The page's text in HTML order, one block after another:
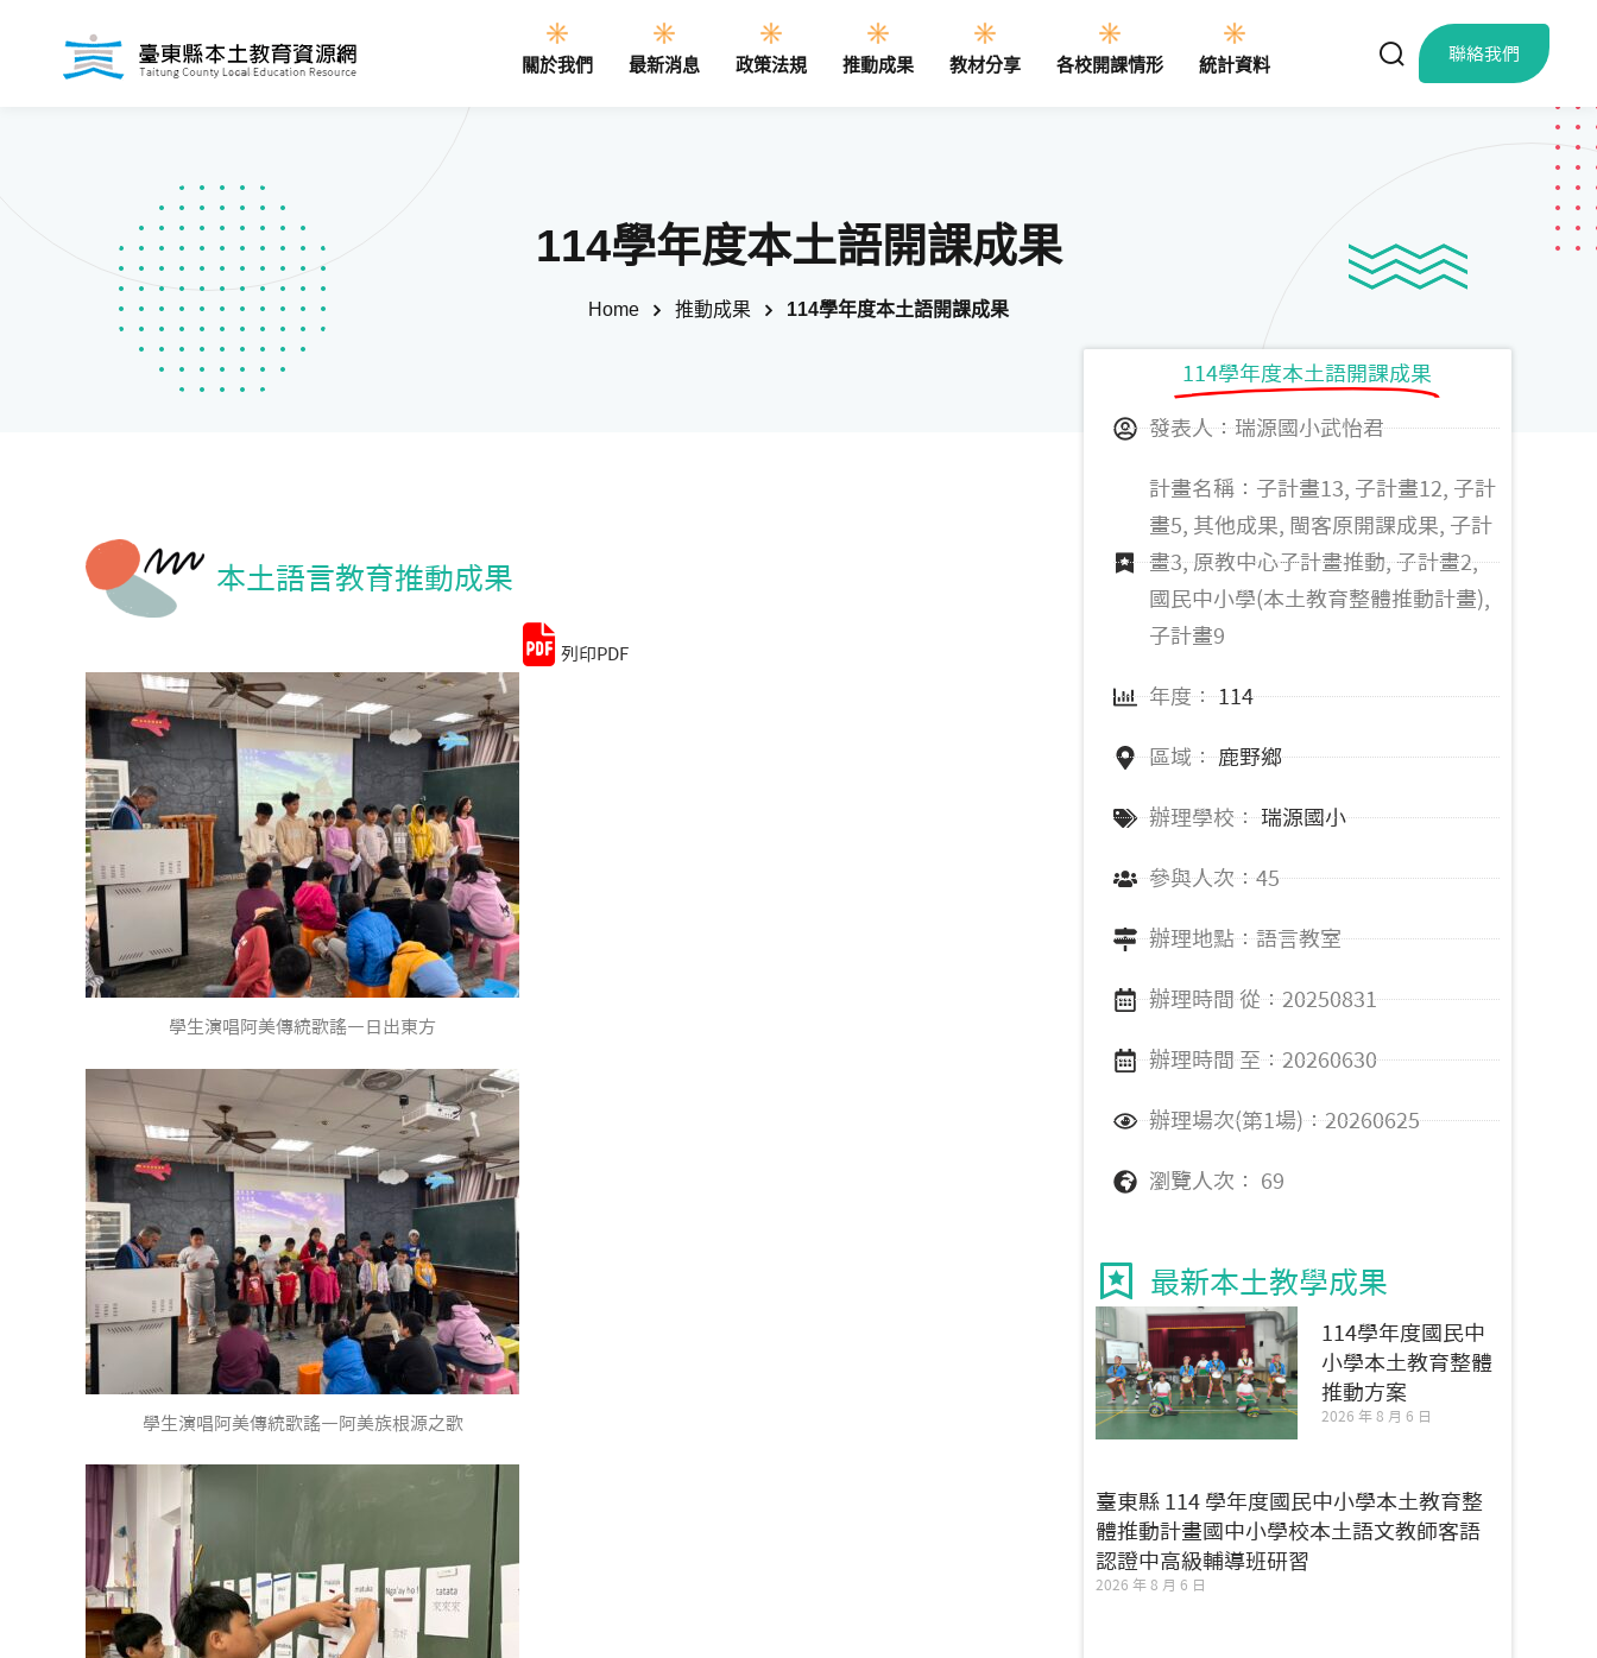
關於我們 最新消息 政策法規 推動成果 教材分享 各校開課情形 統計資料 聯絡我們
114學年度本土語開課成果
Home 推動成果 114學年度本土語開課成果
本土語言教育推動成果
列印PDF
學生演唱阿美傳統歌謠—日出東方
學生演唱阿美傳統歌謠—阿美族根源之歌
114學年度本土語開課成果
發表人：瑞源國小武怡君
計畫名稱：子計畫13, 子計畫12, 子計
畫5, 其他成果, 閩客原開課成果, 子計
畫3, 原教中心子計畫推動, 子計畫2,
國民中小學(本土教育整體推動計畫),
子計畫9
年度： 114
區域： 鹿野鄉
辦理學校： 瑞源國小
參與人次：45
辦理地點：語言教室
辦理時間 從：20250831
辦理時間 至：20260630
辦理場次(第1場)：20260625
瀏覽人次： 69
最新本土教學成果
114學年度國民中
小學本土教育整體
推動方案
2026 年 8 月 6 日
臺東縣 114 學年度國民中小學本土教育整
體推動計畫國中小學校本土語文教師客語
認證中高級輔導班研習
2026 年 8 月 6 日
Sign in